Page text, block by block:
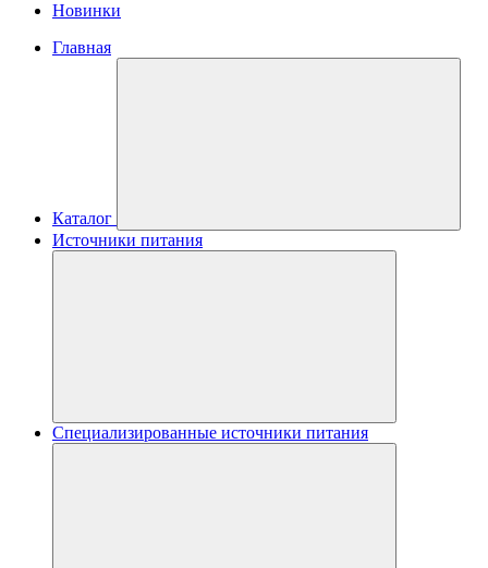
Новинки
Главная
Каталог
Источники питания
Специализированные источники питания